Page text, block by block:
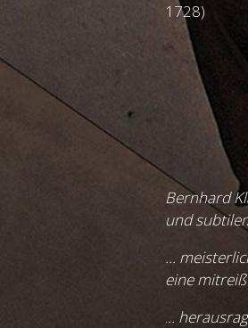
1728)
Bernhard
und
...
eine
...